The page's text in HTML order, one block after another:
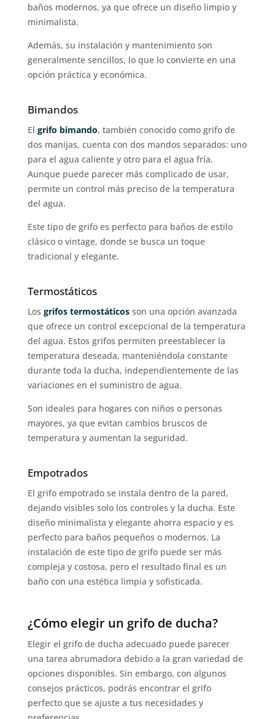
baños modernos, ya que ofrece un diseño limpio y
minimalista.
Además, su instalación y mantenimiento son
generalmente sencillos, lo que lo convierte en una
opción práctica y económica.
Bimandos
El grifo bimando, también conocido como grifo de
dos manijas, cuenta con dos mandos separados: uno
para el agua caliente y otro para el agua fría.
Aunque puede parecer más complicado de usar,
permite un control más preciso de la temperatura
del agua.
Este tipo de grifo es perfecto para baños de estilo
clásico o vintage, donde se busca un toque
tradicional y elegante.
Termostáticos
Los grifos termostáticosson una opción avanzada
que ofrece un control excepcional de la temperatura
del agua. Estos grifos permiten preestablecer la
temperatura deseada, manteniéndola constante
durante toda la ducha, independientemente de las
variaciones en el suministro de agua.
Son ideales para hogares con niños o personas
mayores, ya que evitan cambios bruscos de
temperatura y aumentan la seguridad.
Empotrados
El grifo empotrado se instala dentro de la pared,
dejando visibles solo los controles y la ducha. Este
diseño minimalista y elegante ahorra espacio y es
perfecto para baños pequeños o modernos. La
instalación de este tipo de grifo puede ser más
compleja y costosa, pero el resultado final es un
baño con una estética limpia y sofisticada.
¿Cómo elegir un grifo de ducha?
Elegir el grifo de ducha adecuado puede parecer
una tarea abrumadora debido a la gran variedad de
opciones disponibles. Sin embargo, con algunos
consejos prácticos, podrás encontrar el grifo
perfecto que se ajuste a tus necesidades y